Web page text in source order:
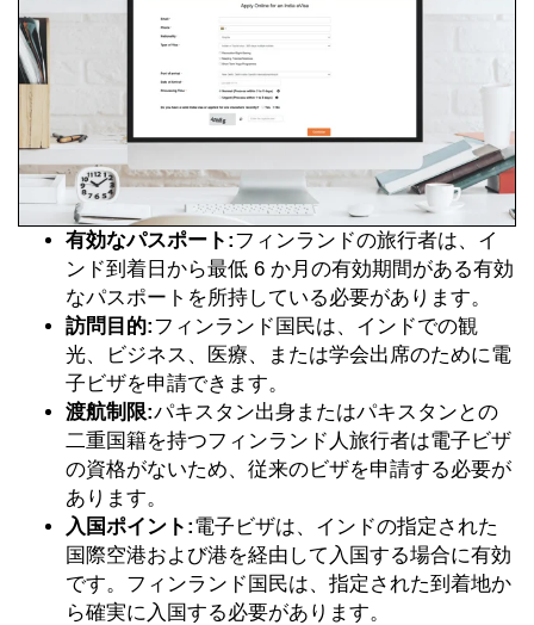
有効なパスポート:フィンランドの旅行者は、イ
ンド到着日から最低 6 か月の有効期間がある有効
なパスポートを所持している必要があります。
訪問目的:フィンランド国民は、インドでの観
光、ビジネス、医療、または学会出席のために電
子ビザを申請できます。
渡航制限:パキスタン出身またはパキスタンとの
二重国籍を持つフィンランド人旅行者は電子ビザ
の資格がないため、従来のビザを申請する必要が
あります。
入国ポイント:電子ビザは、インドの指定された
国際空港および港を経由して入国する場合に有効
です。フィンランド国民は、指定された到着地か
ら確実に入国する必要があります。